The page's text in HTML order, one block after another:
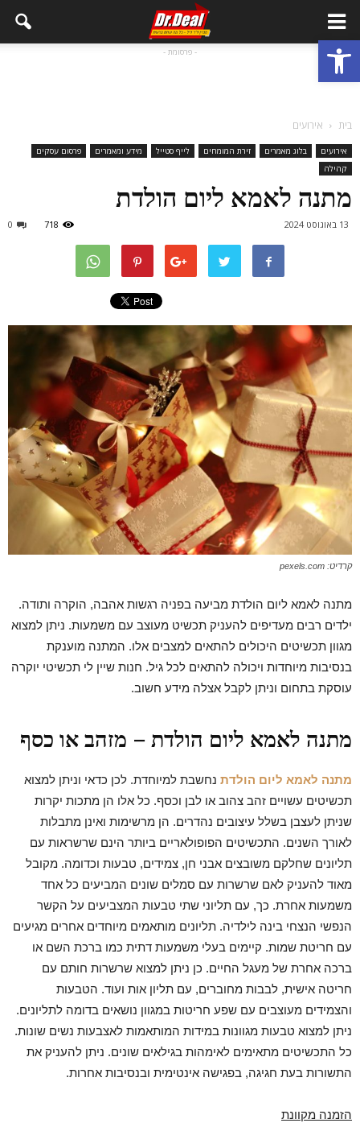
פתח סרגל נגישות - פרסומת -
בית אירועים
אירועים בלוג מאמרים זירת המומחים לייף סטייל מידע ומאמרים
פרסום עסקים
קהילה
מתנה לאמא ליום הולדת
13 באוגוסט 2024 0 718
קרדיט: pexels.com
מתנה לאמא ליום הולדת מביעה בפניה רגשות אהבה, הוקרה ותודה.
ילדים רבים מעדיפים להעניק תכשיט מעוצב עם משמעות. ניתן למצוא
מגוון תכשיטים היכולים להתאים למצבים אלו. המתנה מוענקת
בנסיבות מיוחדות ויכולה להתאים לכל גיל. חנות שיין לי תכשיטי יוקרה
עוסקת בתחום וניתן לקבל אצלה מידע חשוב.
מתנה לאמא ליום הולדת – מזהב או כסף
מתנה לאמא ליום הולדת נחשבת למיוחדת. לכן כדאי וניתן למצוא
תכשיטים עשויים זהב צהוב או לבן וכסף. כל אלו הן מתכות יקרות
שניתן לעצבן בשלל עיצובים נהדרים. הן מרשימות ואינן מתבלות
לאורך השנים. התכשיטים הפופולאריים ביותר הינם שרשראות עם
תליונים שחלקם משובצים אבני חן, צמידים, טבעות וכדומה. מקובל
מאוד להעניק לאם שרשרות עם סמלים שונים המביעים כל אחד
משמעות אחרת. כך, עם תליוני שתי טבעות המצביעים על הקשר
הנפשי הנצחי בינה לילדיה. תליונים מותאמים מיוחדים אחרים מגיעים
עם חריטת שמות. קיימים בעלי משמעות דתית כמו ברכת השם או
ברכה אחרת של מעגל החיים. כן ניתן למצוא שרשרות חותם עם
חריטה אישית, לבבות מחוברים, עם תליון אות ועוד. הטבעות
והצמידים מעוצבים עם שפע חריטות במגוון נושאים בדומה לתליונים.
ניתן למצוא טבעות מגוונות במידות המותאמות לאצבעות נשים שונות.
כל התכשיטים מתאימים לאימהות בגילאים שונים. ניתן להעניק את
התשורות בעת חגיגה, בפגישה אינטימית ובנסיבות אחרות.
הזמנה מקוונת